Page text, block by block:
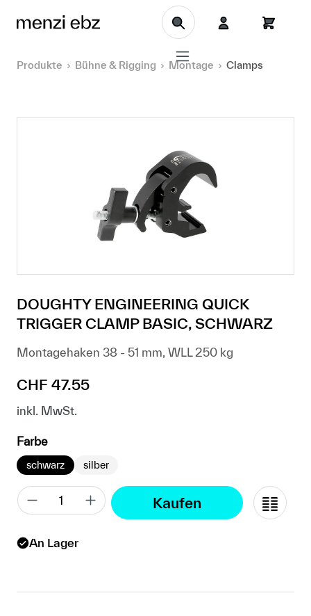
Zum Hauptinhalt springen
Produkte Bühne & Rigging Montage Clamps
DOUGHTY ENGINEERING QUICK
TRIGGER CLAMP BASIC, SCHWARZ
Montagehaken 38 - 51 mm, WLL 250 kg
Regulärer Preis:
CHF 47.55
inkl. MwSt.
Farbeauswählen
schwarz silber
Kaufen
An Lager